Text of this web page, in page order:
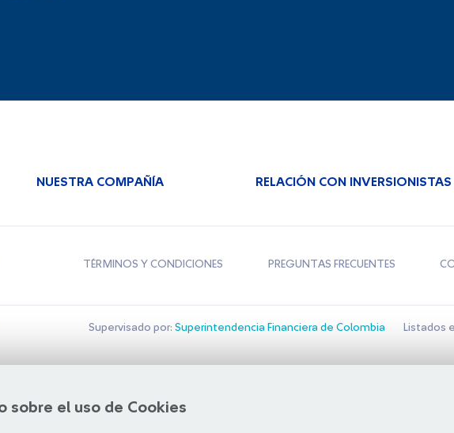
sobre el uso de Cookies
NUESTRA COMPAÑÍA RELACIÓN CON INVERSIONISTAS
TÉRMINOS Y CONDICIONES PREGUNTAS FRECUENTES
Supervisado por: Superintendencia Financiera de Colombia Listados